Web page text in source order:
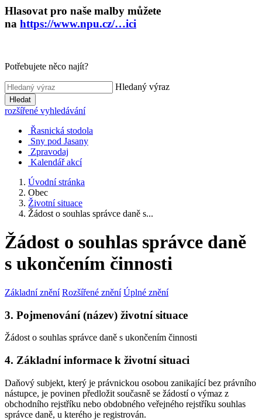
Hlasovat pro naše malby můžete
na https://www.npu.cz/…ici
Potřebujete něco najít?
Hledaný výraz
Hledat
rozšířené vyhledávání
Řasnická stodola
Sny pod Jasany
Zpravodaj
Kalendář akcí
Úvodní stránka
Obec
Životní situace
Žádost o souhlas správce daně s...
Žádost o souhlas správce daně
s ukončením činnosti
Základní znění Rozšířené znění Úplné znění
3. Pojmenování (název) životní situace
Žádost o souhlas správce daně s ukončením činnosti
4. Základní informace k životní situaci
Daňový subjekt, který je právnickou osobou zanikající bez právního
nástupce, je povinen předložit současně se žádostí o výmaz z
obchodního rejstříku nebo obdobného veřejného rejstříku souhlas
správce daně, u kterého je registrován.